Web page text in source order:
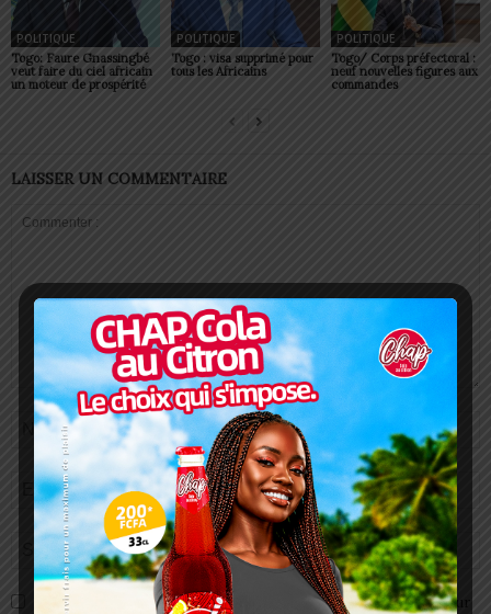
POLITIQUE
Togo: Faure Gnassingbé
veut faire du ciel africain
un moteur de prospérité
POLITIQUE
Togo : visa supprimé pour
tous les Africains
POLITIQUE
Togo/ Corps préfectoral :
neuf nouvelles figures aux
commandes
LAISSER UN COMMENTAIRE
Enregistrer mon nom, email et site web dans ce navigateur pour